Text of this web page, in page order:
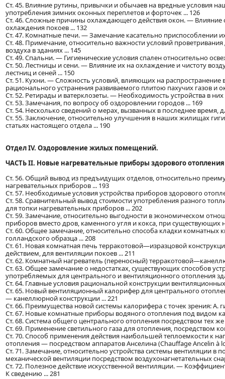
Ст. 45. Влияние рутины, привычки и обычаев на вредные условия
употребления зимних оконных переплетов и форточек ... 126
Ст. 46. Сложные причины охлаждающего действия окон. —
охлаждения покоев ... 132
Ст. 47. Комнатные печи. — Замечание касательно приспособлении
Ст. 48. Примечание, относительно важности условий
воздуха в зданиях ... 145
Ст. 49. Спальни. — Гигиенические условия спален относительно
Ст. 50. Лестницы и сени. — Влияние их на охлаждение и чистоту
лестниц и сеней ... 150
Ст. 51. Кухни. — Сложность условий, влияющих на
рационального устранения развиваемого плитою пахучих газов и
Ст. 52. Ретирады и ватерклозеты. — Необходимость устройства в
Ст. 53. Замечания, по вопросу об оздоровлении городов ... 169
Ст. 54. Несколько сведений о мерах, вызванных в последнее
Ст. 55. Заключение, относительно улучшения в наших жилищах
статьях настоящего отдела ... 190
Отдел IV. Оздоровление жилых помещений.
ЧАСТЬ II. Новые нагревательные приборы здорового
Ст. 56. Общий вывод из предъидущих отделов, относительно
нагревательных приборов ... 193
Ст. 57. Необходимые условия устройства приборов здорового
Ст. 58. Сравнительный вывод стоимости употребления разного
для топки нагревательных приборов ... 202
Ст. 59. Замечание, относительно выгодности в экономическом
приборов вместо дров, каменного угля и кокса, при существующих
Ст. 60. Общее замечание, относительно способа кладки
голландского образца ... 208
Ст. 61. Новая комнатная печь терракотовой—изразцовой
действием, для вентиляции покоев ... 211
Ст. 62. Комнатный нагреватель (переносный)
Ст. 63. Общее замечание о недостатках, существующих способов
употребляемых для центрального и вентиляционного отопления
Ст. 64. Главные условия рациональной конструкции
Ст. 65. Новый вентиляционный калорифер для центрального
— канеллюрной конструкции ... 221
Ст. 66. Преимущества новой системы калорифера с точек зрения: А.
Ст. 67. Новые комнатные приборы водяного отопления под видом
Ст. 68. Система общего центрального отопления посредством тех
Ст. 69. Применение светильного газа для отопления, посредством
Ст. 70. Способ применения действия наибольшей теплоемкости к
отопления — посредством аппаратов Анселина (Chauffage Ancelin à
Ст. 71. Замечание, относительно устройства системы
механической вентиляции посредством воздухонагнетательных
Ст. 72. Полезное действие искусственной вентиляции. —
К сведению ... 281